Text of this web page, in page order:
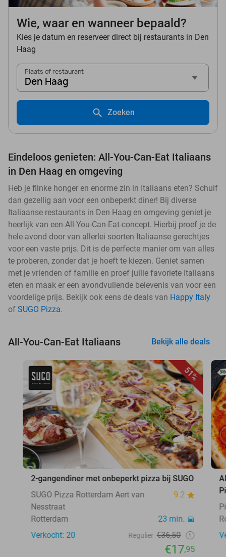
Wie, waar en wanneer bepaald?
Kies je datum en reserveer direct bij restaurants in Den
Haag
Plaats of restaurant
Den Haag
Zoeken
Eindeloos genieten: All-You-Can-Eat Italiaans
in Den Haag en omgeving
Heb je flinke honger en enorme zin in Italiaans eten? Schuif
dan gezellig aan voor een onbeperkt diner! Bij diverse
Italiaanse restaurants in Den Haag en omgeving geniet je
heerlijk van een All-You-Can-Eat-concept. Hierbij proef je de
hele avond door van allerlei soorten Italiaanse gerechtjes
voor een vaste prijs. Dit is de perfecte manier om van alles
te proberen, zonder dat je hoeft te kiezen. Geniet samen
met je vrienden of familie en proef jullie favoriete Italiaans
eten en maak er een avondvullende belevenis van voor een
voordelige prijs. Bekijk ook eens de deals van Happy Italy
of SUGO Pizza.
All-You-Can-Eat Italiaans Bekijk alle deals
51%
2-gangendiner met onbeperkt pizza bij SUGO
SUGO Pizza Rotterdam Aert van
Nesstraat
9.2
Rotterdam
23 min.
Verkocht: 20
Regulier €36,50
€17,95